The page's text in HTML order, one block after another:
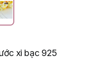
xi bạc 925